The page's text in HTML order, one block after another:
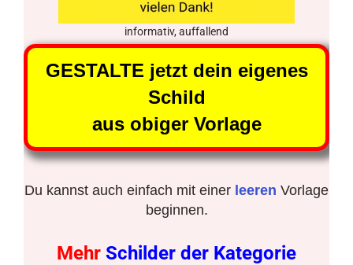
informativ, auffallend
GESTALTE jetzt dein eigenes
Schild
aus obiger Vorlage
Du kannst auch einfach mit einer leeren Vorlage
beginnen.
Mehr Schilder der Kategorie